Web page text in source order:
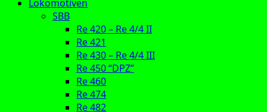
Lokomotiven
SBB
Re 420 – Re 4/4 II
Re 421
Re 430 – Re 4/4 III
Re 450 “DPZ”
Re 460
Re 474
Re 482